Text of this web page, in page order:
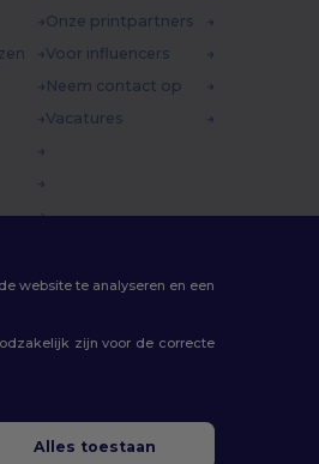
Onze printpartners
Voor influencers
Neem contact op
Vacatures
website te analyseren en een
zijn voor de correcte
Alles toestaan
u op elk gewenst moment
staat voor u klaar.